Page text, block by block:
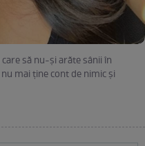
care să nu-și arăte sânii în
mai ține cont de nimic și